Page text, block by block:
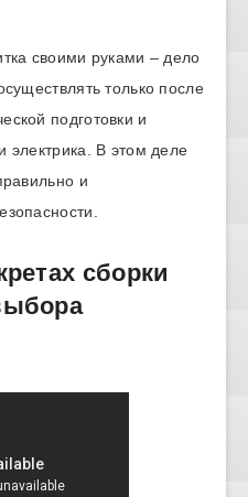
своими руками – дело
только после
подготовки и
электрика. В этом деле
и
сборки